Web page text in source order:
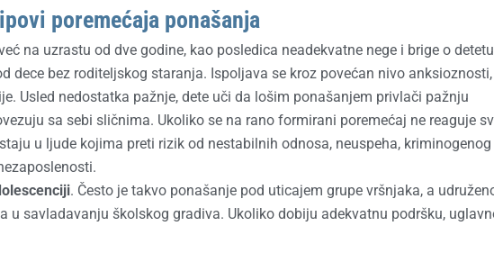
poremećaja ponašanja
na uzrastu od dve godine, kao posledica neadekvatne nege i brige o
dece bez roditeljskog staranja. Ispoljava se kroz povećan nivo anksioznosti,
Usled nedostatka pažnje, dete uči da lošim ponašanjem privlači pažnju
sa sebi sličnima. Ukoliko se na rano formirani poremećaj ne reaguje
u ljude kojima preti rizik od nestabilnih odnosa, neuspeha, kriminogenog
. Često je takvo ponašanje pod uticajem grupe vršnjaka, a
savladavanju školskog gradiva. Ukoliko dobiju adekvatnu podršku,